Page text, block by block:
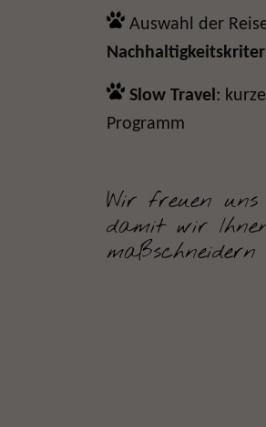
Auswahl der
Slow Travel :
Programm
Wir freuen uns
damit wir
maßschneidern